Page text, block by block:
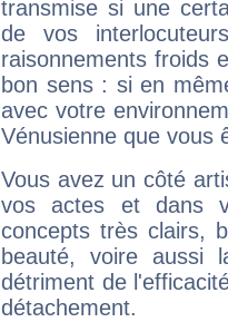
transmise si une
de vos
raisonnements froids
bon sens : si en
avec votre
Vénusienne que vous
Vous avez un côté
vos actes et dans
concepts très clairs,
beauté, voire aussi
détriment de
détachement.